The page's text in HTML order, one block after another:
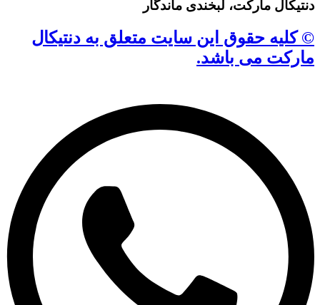
دنتیکال مارکت، لبخندی ماندگار
© کلیه حقوق این سایت متعلق به دنتیکال
مارکت می باشد.